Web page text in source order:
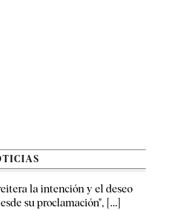
la intención y el deseo
su proclamación", [...]